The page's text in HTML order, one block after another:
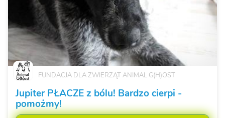
FUNDACJA DLA ZWIERZĄT ANIMAL G(H)OST
Jupiter PŁACZE z bólu! Bardzo cierpi -
pomożmy!